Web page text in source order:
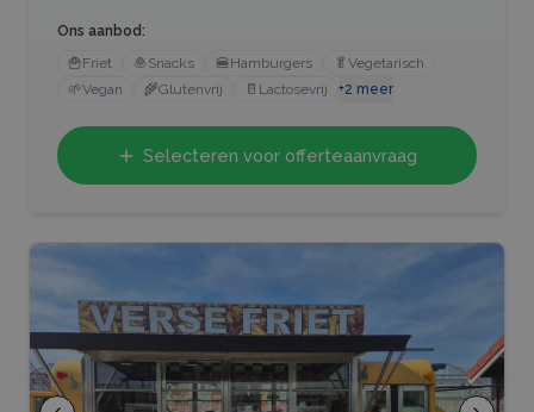
Ons aanbod:
🍟Friet 🧆Snacks 🍔Hamburgers 🥬 Vegetarisch
🌱Vegan 🌾Glutenvrij 🥛 Lactosevrij +2 meer
Selecteren voor offerteaanvraag